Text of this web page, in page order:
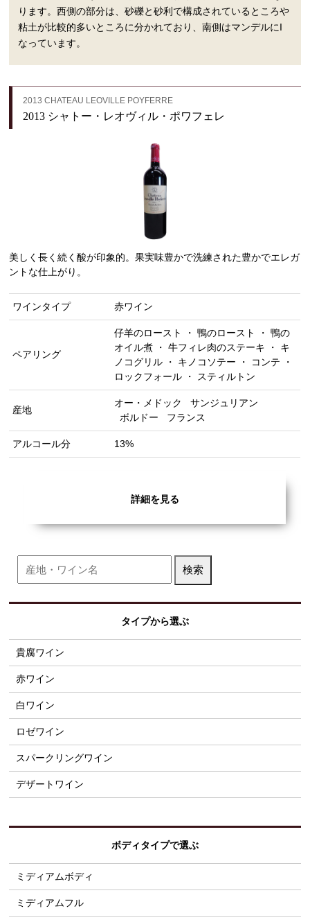
ります。西側の部分は、砂礫と砂利で構成されているところや
粘土が比較的多いところに分かれており、南側はマンデルにI
なっています。
2013 CHATEAU LEOVILLE POYFERRE
2013 シャトー・レオヴィル・ポワフェレ
美しく長く続く酸が印象的。果実味豊かで洗練された豊かでエレガ
ントな仕上がり。
ワインタイプ 赤ワイン
ペアリング
仔羊のロースト ・ 鴨のロースト ・ 鴨の
オイル煮 ・ 牛フィレ肉のステーキ ・ キ
ノコグリル ・ キノコソテー ・ コンテ ・
ロックフォール ・ スティルトン
産地
オー・メドック
サンジュリアン
ボルドー
フランス
アルコール分 13%
詳細を見る
タイプから選ぶ
貴腐ワイン
赤ワイン
白ワイン
ロゼワイン
スパークリングワイン
デザートワイン
ボディタイプで選ぶ
ミディアムボディ
ミディアムフル